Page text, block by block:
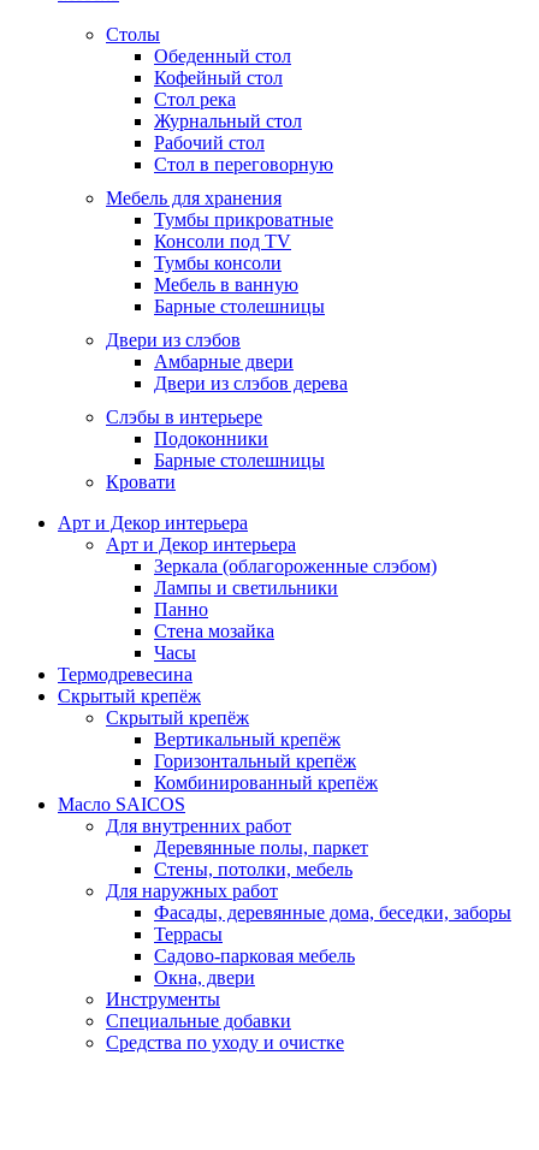
Столы
Обеденный стол
Кофейный стол
Стол река
Журнальный стол
Рабочий стол
Стол в переговорную
Мебель для хранения
Тумбы прикроватные
Консоли под TV
Тумбы консоли
Мебель в ванную
Барные столешницы
Двери из слэбов
Амбарные двери
Двери из слэбов дерева
Слэбы в интерьере
Подоконники
Барные столешницы
Кровати
Арт и Декор интерьера
Арт и Декор интерьера
Зеркала (облагороженные слэбом)
Лампы и светильники
Панно
Стена мозайка
Часы
Термодревесина
Скрытый крепёж
Скрытый крепёж
Вертикальный крепёж
Горизонтальный крепёж
Комбинированный крепёж
Масло SAICOS
Для внутренних работ
Деревянные полы, паркет
Стены, потолки, мебель
Для наружных работ
Фасады, деревянные дома, беседки, заборы
Террасы
Садово-парковая мебель
Окна, двери
Инструменты
Специальные добавки
Средства по уходу и очистке